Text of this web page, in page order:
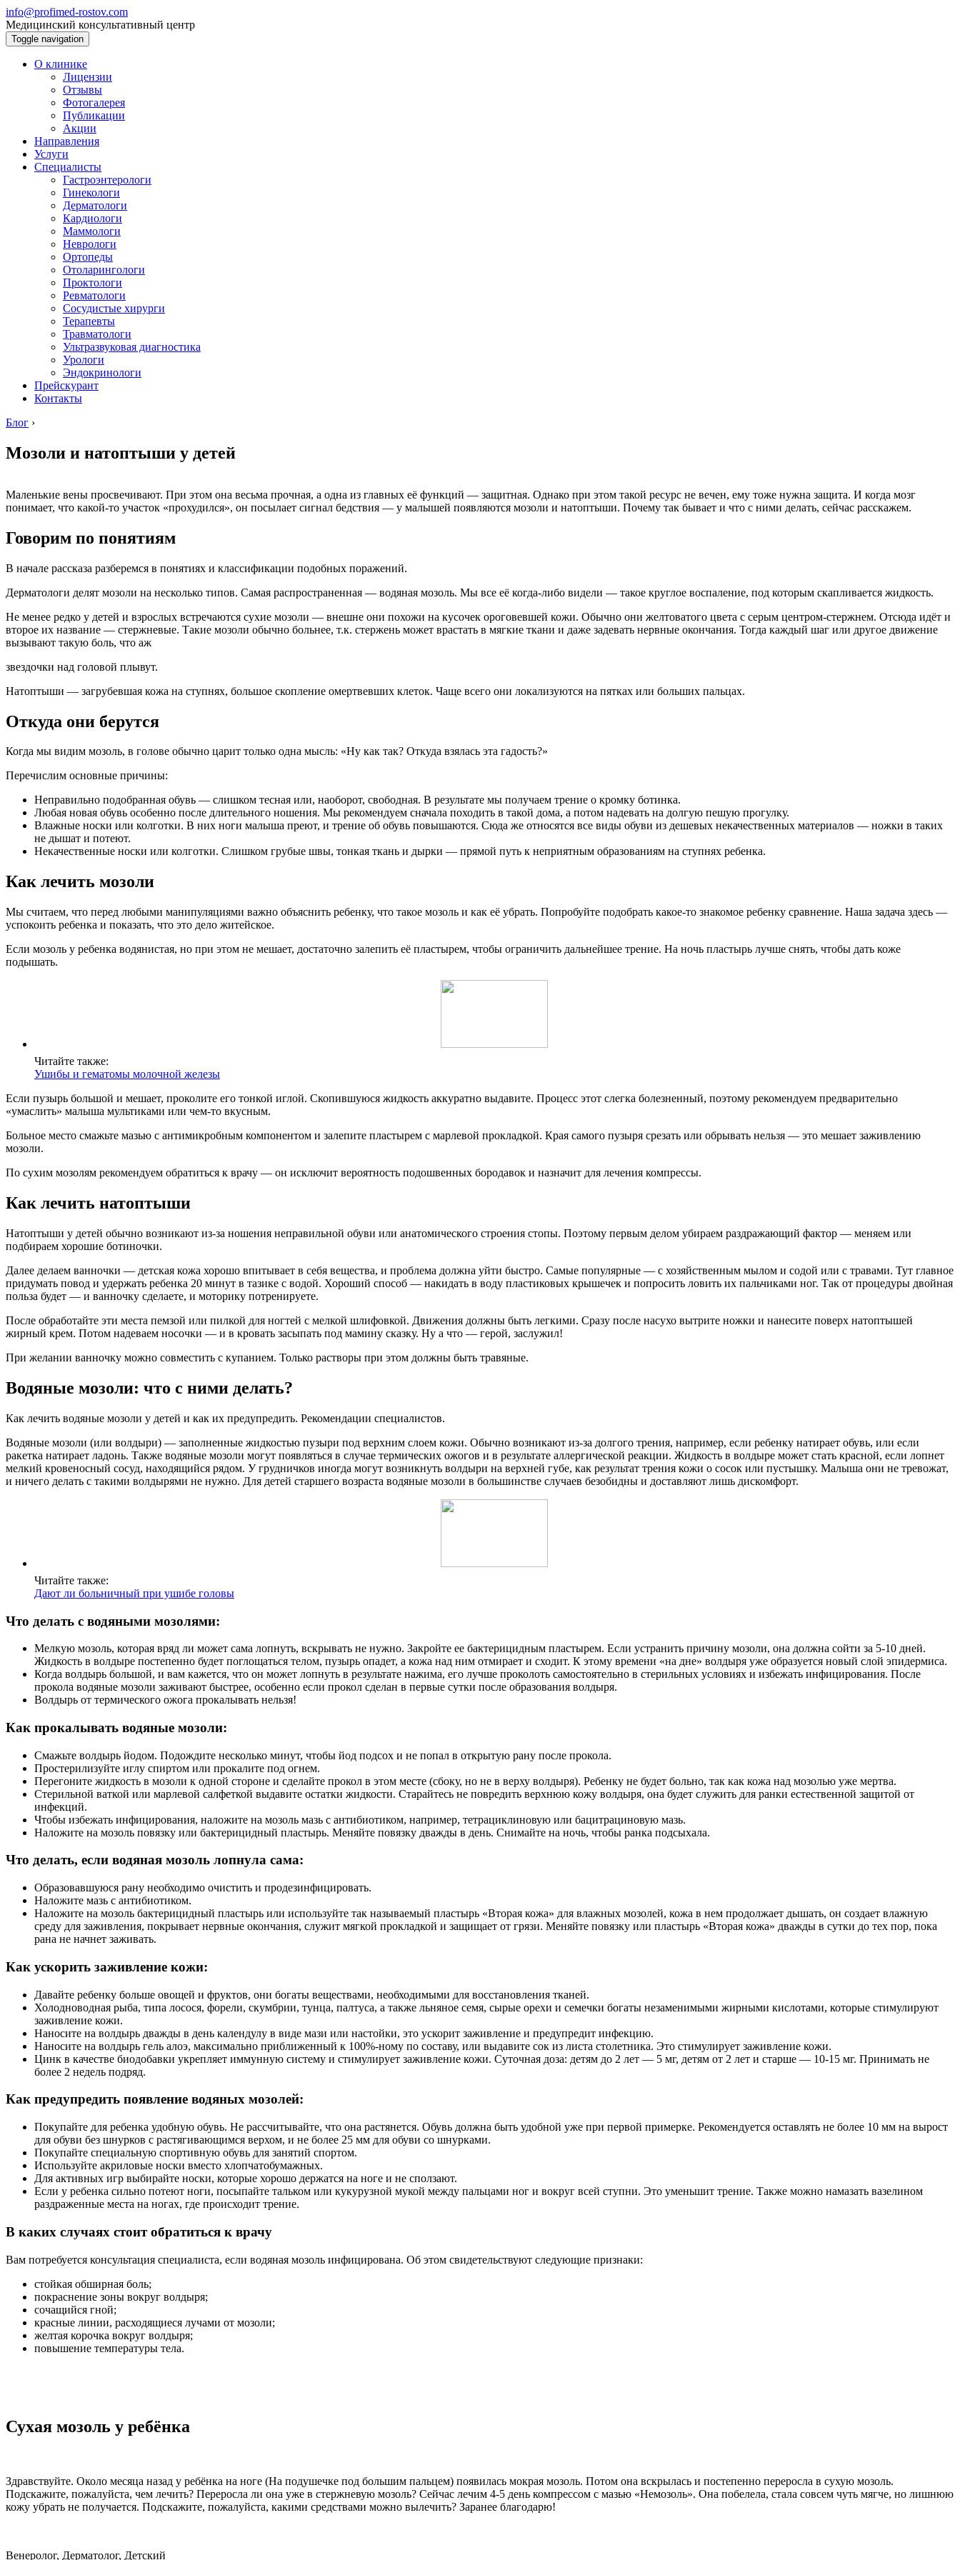
info@profimed-rostov.com
Медицинский консультативный центр
Toggle navigation
О клинике
Лицензии
Отзывы
Фотогалерея
Публикации
Акции
Направления
Услуги
Специалисты
Гастроэнтерологи
Гинекологи
Дерматологи
Кардиологи
Маммологи
Неврологи
Ортопеды
Отоларингологи
Проктологи
Ревматологи
Сосудистые хирурги
Терапевты
Травматологи
Ультразвуковая диагностика
Урологи
Эндокринологи
Прейскурант
Контакты
Блог ›
Мозоли и натоптыши у детей
Маленькие вены просвечивают. При этом она весьма прочная, а одна из главных её функций — защитная. Однако при этом такой ресурс не вечен, ему тоже нужна защита. И когда мозг
понимает, что какой-то участок «прохудился», он посылает сигнал бедствия — у малышей появляются мозоли и натоптыши. Почему так бывает и что с ними делать, сейчас расскажем.
Говорим по понятиям
В начале рассказа разберемся в понятиях и классификации подобных поражений.
Дерматологи делят мозоли на несколько типов. Самая распространенная — водяная мозоль. Мы все её когда-либо видели — такое круглое воспаление, под которым скапливается жидкость.
Не менее редко у детей и взрослых встречаются сухие мозоли — внешне они похожи на кусочек ороговевшей кожи. Обычно они желтоватого цвета с серым центром-стержнем. Отсюда идёт и
второе их название — стержневые. Такие мозоли обычно больнее, т.к. стержень может врастать в мягкие ткани и даже задевать нервные окончания. Тогда каждый шаг или другое движение
вызывают такую боль, что аж
звездочки над головой плывут.
Натоптыши — загрубевшая кожа на ступнях, большое скопление омертвевших клеток. Чаще всего они локализуются на пятках или больших пальцах.
Откуда они берутся
Когда мы видим мозоль, в голове обычно царит только одна мысль: «Ну как так? Откуда взялась эта гадость?»
Перечислим основные причины:
Неправильно подобранная обувь — слишком тесная или, наоборот, свободная. В результате мы получаем трение о кромку ботинка.
Любая новая обувь особенно после длительного ношения. Мы рекомендуем сначала походить в такой дома, а потом надевать на долгую пешую прогулку.
Влажные носки или колготки. В них ноги малыша преют, и трение об обувь повышаются. Сюда же относятся все виды обуви из дешевых некачественных материалов — ножки в таких
не дышат и потеют.
Некачественные носки или колготки. Слишком грубые швы, тонкая ткань и дырки — прямой путь к неприятным образованиям на ступнях ребенка.
Как лечить мозоли
Мы считаем, что перед любыми манипуляциями важно объяснить ребенку, что такое мозоль и как её убрать. Попробуйте подобрать какое-то знакомое ребенку сравнение. Наша задача здесь —
успокоить ребенка и показать, что это дело житейское.
Если мозоль у ребенка водянистая, но при этом не мешает, достаточно залепить её пластырем, чтобы ограничить дальнейшее трение. На ночь пластырь лучше снять, чтобы дать коже
подышать.
Читайте также:
Ушибы и гематомы молочной железы
Если пузырь большой и мешает, проколите его тонкой иглой. Скопившуюся жидкость аккуратно выдавите. Процесс этот слегка болезненный, поэтому рекомендуем предварительно
«умаслить» малыша мультиками или чем-то вкусным.
Больное место смажьте мазью с антимикробным компонентом и залепите пластырем с марлевой прокладкой. Края самого пузыря срезать или обрывать нельзя — это мешает заживлению
мозоли.
По сухим мозолям рекомендуем обратиться к врачу — он исключит вероятность подошвенных бородавок и назначит для лечения компрессы.
Как лечить натоптыши
Натоптыши у детей обычно возникают из-за ношения неправильной обуви или анатомического строения стопы. Поэтому первым делом убираем раздражающий фактор — меняем или
подбираем хорошие ботиночки.
Далее делаем ванночки — детская кожа хорошо впитывает в себя вещества, и проблема должна уйти быстро. Самые популярные — с хозяйственным мылом и содой или с травами. Тут главное
придумать повод и удержать ребенка 20 минут в тазике с водой. Хороший способ — накидать в воду пластиковых крышечек и попросить ловить их пальчиками ног. Так от процедуры двойная
польза будет — и ванночку сделаете, и моторику потренируете.
После обработайте эти места пемзой или пилкой для ногтей с мелкой шлифовкой. Движения должны быть легкими. Сразу после насухо вытрите ножки и нанесите поверх натоптышей
жирный крем. Потом надеваем носочки — и в кровать засыпать под мамину сказку. Ну а что — герой, заслужил!
При желании ванночку можно совместить с купанием. Только растворы при этом должны быть травяные.
Водяные мозоли: что с ними делать?
Как лечить водяные мозоли у детей и как их предупредить. Рекомендации специалистов.
Водяные мозоли (или волдыри) — заполненные жидкостью пузыри под верхним слоем кожи. Обычно возникают из-за долгого трения, например, если ребенку натирает обувь, или если
ракетка натирает ладонь. Также водяные мозоли могут появляться в случае термических ожогов и в результате аллергической реакции. Жидкость в волдыре может стать красной, если лопнет
мелкий кровеносный сосуд, находящийся рядом. У грудничков иногда могут возникнуть волдыри на верхней губе, как результат трения кожи о сосок или пустышку. Малыша они не тревожат,
и ничего делать с такими волдырями не нужно. Для детей старшего возраста водяные мозоли в большинстве случаев безобидны и доставляют лишь дискомфорт.
Читайте также:
Дают ли больничный при ушибе головы
Что делать с водяными мозолями:
Мелкую мозоль, которая вряд ли может сама лопнуть, вскрывать не нужно. Закройте ее бактерицидным пластырем. Если устранить причину мозоли, она должна сойти за 5-10 дней.
Жидкость в волдыре постепенно будет поглощаться телом, пузырь опадет, а кожа над ним отмирает и сходит. К этому времени «на дне» волдыря уже образуется новый слой эпидермиса.
Когда волдырь большой, и вам кажется, что он может лопнуть в результате нажима, его лучше проколоть самостоятельно в стерильных условиях и избежать инфицирования. После
прокола водяные мозоли заживают быстрее, особенно если прокол сделан в первые сутки после образования волдыря.
Волдырь от термического ожога прокалывать нельзя!
Как прокалывать водяные мозоли:
Смажьте волдырь йодом. Подождите несколько минут, чтобы йод подсох и не попал в открытую рану после прокола.
Простерилизуйте иглу спиртом или прокалите под огнем.
Перегоните жидкость в мозоли к одной стороне и сделайте прокол в этом месте (сбоку, но не в верху волдыря). Ребенку не будет больно, так как кожа над мозолью уже мертва.
Стерильной ваткой или марлевой салфеткой выдавите остатки жидкости. Старайтесь не повредить верхнюю кожу волдыря, она будет служить для ранки естественной защитой от
инфекций.
Чтобы избежать инфицирования, наложите на мозоль мазь с антибиотиком, например, тетрациклиновую или бацитрациновую мазь.
Наложите на мозоль повязку или бактерицидный пластырь. Меняйте повязку дважды в день. Снимайте на ночь, чтобы ранка подсыхала.
Что делать, если водяная мозоль лопнула сама:
Образовавшуюся рану необходимо очистить и продезинфицировать.
Наложите мазь с антибиотиком.
Наложите на мозоль бактерицидный пластырь или используйте так называемый пластырь «Вторая кожа» для влажных мозолей, кожа в нем продолжает дышать, он создает влажную
среду для заживления, покрывает нервные окончания, служит мягкой прокладкой и защищает от грязи. Меняйте повязку или пластырь «Вторая кожа» дважды в сутки до тех пор, пока
рана не начнет заживать.
Как ускорить заживление кожи:
Давайте ребенку больше овощей и фруктов, они богаты веществами, необходимыми для восстановления тканей.
Холодноводная рыба, типа лосося, форели, скумбрии, тунца, палтуса, а также льняное семя, сырые орехи и семечки богаты незаменимыми жирными кислотами, которые стимулируют
заживление кожи.
Наносите на волдырь дважды в день календулу в виде мази или настойки, это ускорит заживление и предупредит инфекцию.
Наносите на волдырь гель алоэ, максимально приближенный к 100%-ному по составу, или выдавите сок из листа столетника. Это стимулирует заживление кожи.
Цинк в качестве биодобавки укрепляет иммунную систему и стимулирует заживление кожи. Суточная доза: детям до 2 лет — 5 мг, детям от 2 лет и старше — 10-15 мг. Принимать не
более 2 недель подряд.
Как предупредить появление водяных мозолей:
Покупайте для ребенка удобную обувь. Не рассчитывайте, что она растянется. Обувь должна быть удобной уже при первой примерке. Рекомендуется оставлять не более 10 мм на вырост
для обуви без шнурков с растягивающимся верхом, и не более 25 мм для обуви со шнурками.
Покупайте специальную спортивную обувь для занятий спортом.
Используйте акриловые носки вместо хлопчатобумажных.
Для активных игр выбирайте носки, которые хорошо держатся на ноге и не сползают.
Если у ребенка сильно потеют ноги, посыпайте тальком или кукурузной мукой между пальцами ног и вокруг всей ступни. Это уменьшит трение. Также можно намазать вазелином
раздраженные места на ногах, где происходит трение.
В каких случаях стоит обратиться к врачу
Вам потребуется консультация специалиста, если водяная мозоль инфицирована. Об этом свидетельствуют следующие признаки:
стойкая обширная боль;
покраснение зоны вокруг волдыря;
сочащийся гной;
красные линии, расходящиеся лучами от мозоли;
желтая корочка вокруг волдыря;
повышение температуры тела.
Сухая мозоль у ребёнка
Здравствуйте. Около месяца назад у ребёнка на ноге (На подушечке под большим пальцем) появилась мокрая мозоль. Потом она вскрылась и постепенно переросла в сухую мозоль.
Подскажите, пожалуйста, чем лечить? Переросла ли она уже в стержневую мозоль? Сейчас лечим 4-5 день компрессом с мазью «Немозоль». Она побелела, стала совсем чуть мягче, но лишнюю
кожу убрать не получается. Подскажите, пожалуйста, какими средствами можно вылечить? Заранее благодарю!
Венеролог, Дерматолог, Детский